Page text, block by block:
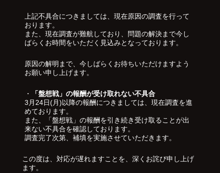
上記不具合につきましては、現在原因の調査を行って
おります。
また、現在調査が難航しており、問題の解決まで今し
ばらくお時間をいただく見込みとなっております。
原因の解明まで、今しばらくお待ちいただけますよう
お願い申し上げます。
・
「盤想戦」の報酬が受け取れない不具合
3月24日(月)以降の報酬につきましては、現在調査を進
めております。
また、「盤想戦」の報酬を引き続き受け取ることが出
来ない不具合を確認しております。
調査完了次第、補填を実施させていただきます。
この度は、対応が遅れますことを、深くお詫び申し上げ
ます。